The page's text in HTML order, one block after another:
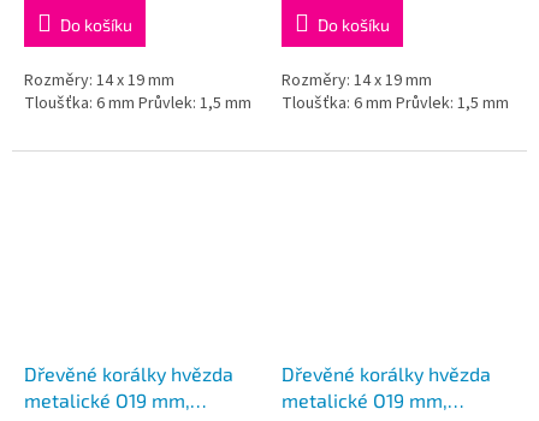
Do košíku
Rozměry: 14 x 19 mm
Tloušťka: 6 mm Průvlek: 1,5 mm
Do košíku
Rozměry: 14 x 19 mm
Tloušťka: 6 mm Průvlek: 1,5 mm
Dřevěné korálky hvězda
metalické O19 mm,
Dřevěné korálky hvězda
metalické O19 mm,